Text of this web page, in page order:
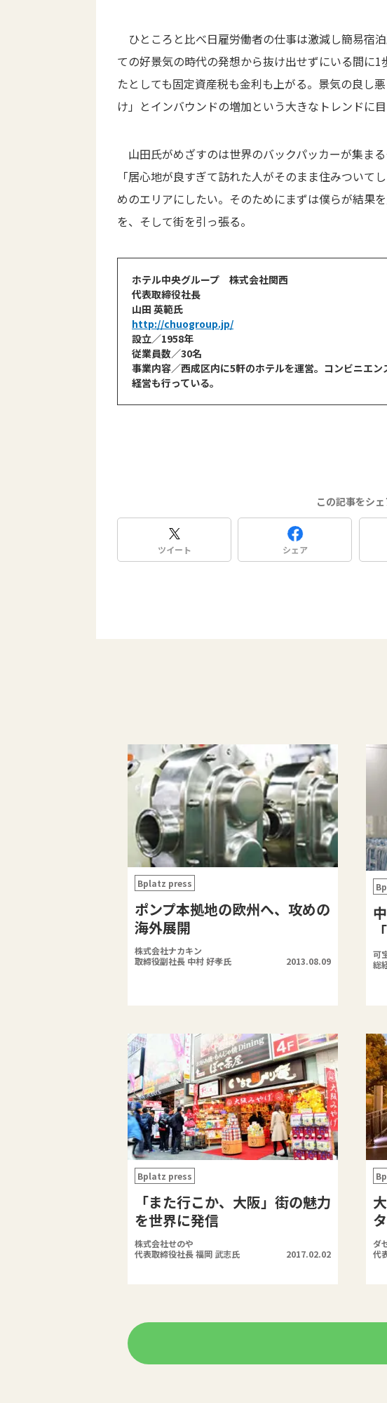
ひところと比べ日雇労働者の仕事は激減し簡易宿
ての好景気の時代の発想から抜け出せずにいる間に
たとしても固定資産税も金利も上がる。景気の良し
け」とインバウンドの増加という大きなトレンドに目
山田氏がめざすのは世界のバックパッカーが集ま
「居心地が良すぎて訪れた人がそのまま住みついて
めのエリアにしたい。そのためにまずは僕らが結果
を、そして街を引っ張る。
ホテル中央グループ 株式会社関西
代表取締役社長
山田 英範氏
http://chuogroup.jp/
設立／1958年
従業員数／30名
事業内容／西成区内に5軒のホテルを運営。コンビニエ
経営も行っている。
この記事をシ
ツイート シェア
Bplatz press
ポンプ本拠地の欧州へ、攻めの
海外展開
株式会社ナカキン
取締役副社長 中村 好孝氏
2013.08.09
可
総
Bplatz press
「また行こか、大阪」街の魅力
を世界に発信
株式会社せのや
代表取締役社長 福岡 武志氏
2017.02.02
ダ
代